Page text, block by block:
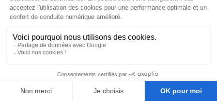
Amortisseurs BMW
Amortisseur de vibrations BMW
Kit de réparation amortisseur BMW
Ressort hélicoïdal BMW
Adaptateur pièce de montage boîte de vitesse BMW
Capteurs BMW